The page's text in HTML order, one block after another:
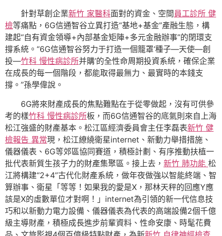
針對草創企業新竹 家醫科面對的資金、空間 員工診所 健
檢等痛點，6G信通智谷立異打造“基地+基金”產融生態，構
建起“自有資金領導+內部基金矩陣+多元金融辦事”的閉環支
撐系統。“6G信通智谷努力于打造一個籠罩‘種子—天使—創
投—竹科 慢性病診所并購’的全性命周期投資系統，確保企業
在成長的每一個階段，都能取得最無力、最實時的本錢支
撐。”孫學偉說。
6G將來財產成長的焦點難點在于從零做起，沒有可供參
考的樣竹科 慢性病診所板，而6G信通智谷的底氣則來自上海
松江強盛的財產基本。松江區經濟委員會主任李磊表新竹 健
檢報告 異常現，松江繚繞衛星internet、新動力舉措措施、
儀器儀表、6G等郊區協同賽道，積極計劃、有序推動扶植一
批代表新質生孩子力的財產集聚區。接上去， 新竹 肺功能 松
江將構建“2+4”古代化財產系統，做年夜做強以智能終端、智
算辦事、衛星「等等！如果我的愛是X，那林天秤的回應Y應
該是X的虛數單位才對啊！」internet為引領的新一代信息技
巧和以新動力電力設備、儀器儀表為代表的高端設備2個千億
級主導財產，積極成長進步前輩資料、性命安康、時髦花費